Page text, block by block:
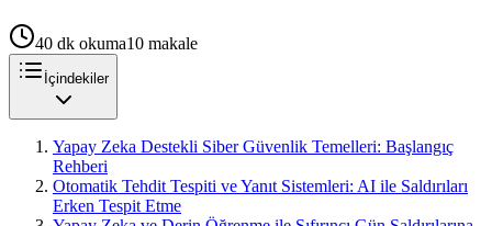
40 dk okuma10 makale
İçindekiler
Yapay Zeka Destekli Siber Güvenlik Temelleri: Başlangıç
Rehberi
Otomatik Tehdit Tespiti ve Yanıt Sistemleri: AI ile Saldırıları
Erken Tespit Etme